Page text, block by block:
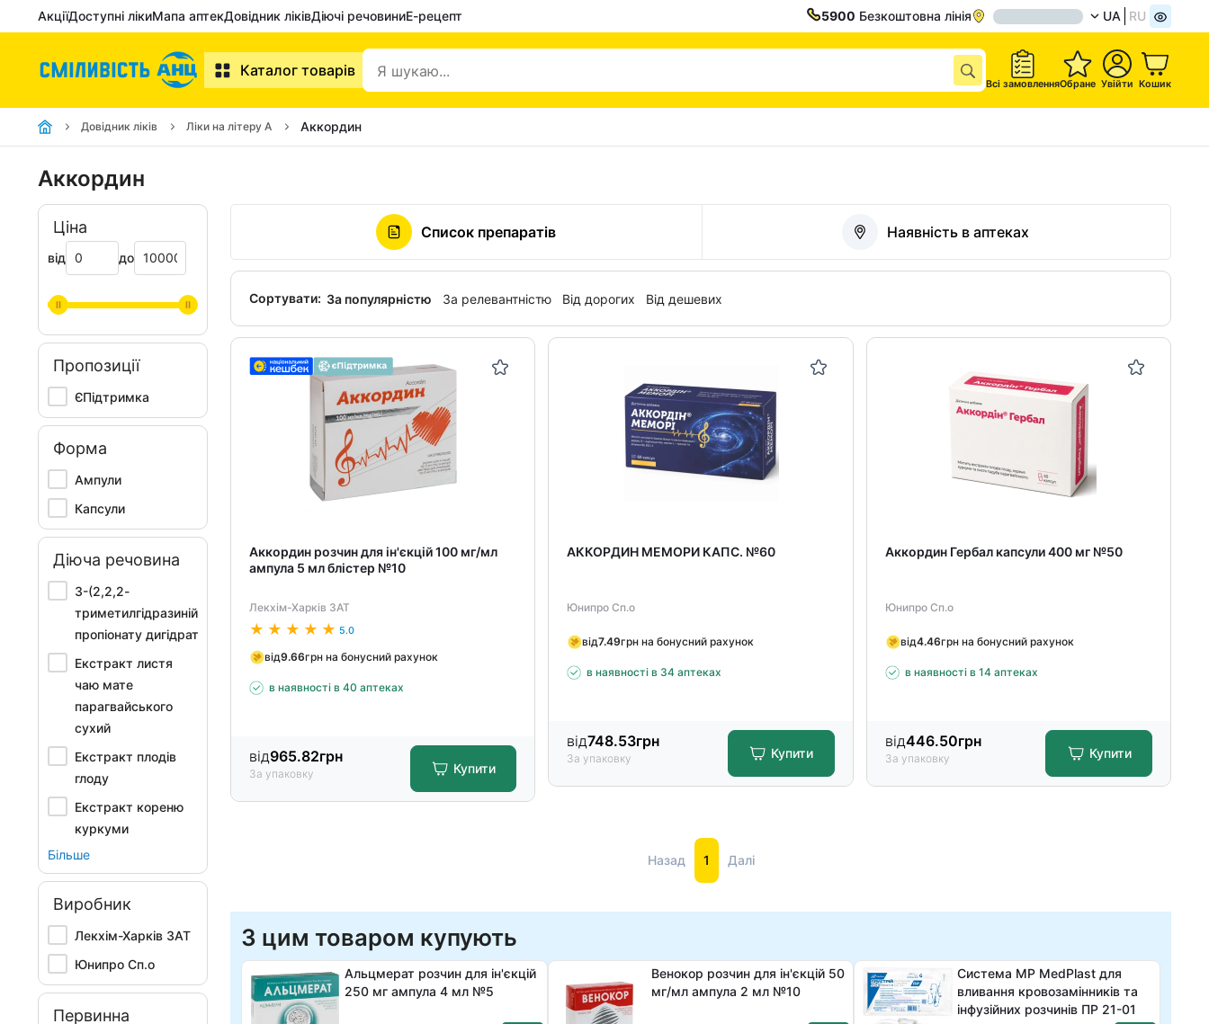
АкціїДоступні лікиМапа аптекДовідник ліківДіючі речовиниЕ-рецепт 5900 Безкоштовна лінія UA RU
Каталог товарів
Всі замовленняОбране Увійти Кошик
Довідник ліків Ліки на літеру А Аккордин
Аккордин
Ціна
від до
Пропозиції
ЄПідтримка
Форма
Ампули
Капсули
Діюча речовина
3-(2,2,2-
триметилгідразиній)
пропіонату дигідрат
Екстракт листя
чаю мате
парагвайського
сухий
Екстракт плодів
глоду
Екстракт кореню
куркуми
Більше
Виробник
Лекхім-Харків ЗАТ
Юнипро Сп.о
Первинна
Список препаратів Наявність в аптеках
Сортувати: За популярністю За релевантністю Від дорогих Від дешевих
Аккордин розчин для ін'єкцій 100 мг/мл
ампула 5 мл блістер №10
Лекхім-Харків ЗАТ
5.0
від9.66грн на бонусний рахунок
в наявності в 40 аптеках
від965.82грн
За упаковку Купити
АККОРДИН МЕМОРИ КАПС. №60
Юнипро Сп.о
від7.49грн на бонусний рахунок
в наявності в 34 аптеках
від748.53грн
За упаковку Купити
Аккордин Гербал капсули 400 мг №50
Юнипро Сп.о
від4.46грн на бонусний рахунок
в наявності в 14 аптеках
від446.50грн
За упаковку Купити
Назад 1 Далі
З цим товаром купують
Альцмерат розчин для ін'єкцій
250 мг ампула 4 мл №5
Венокор розчин для ін'єкцій 50
мг/мл ампула 2 мл №10
Система MP MedPlast для
вливання кровозамінників та
інфузійних розчинів ПР 21-01